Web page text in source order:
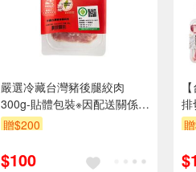
嚴選冷藏台灣豬後腿絞肉
300g-貼體包裝※因配送關係實
際到貨效期約2-3天
贈$200
$100
排